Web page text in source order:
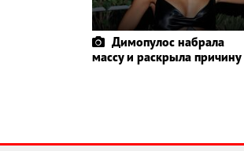
Димопулос набрала
массу и раскрыла причину